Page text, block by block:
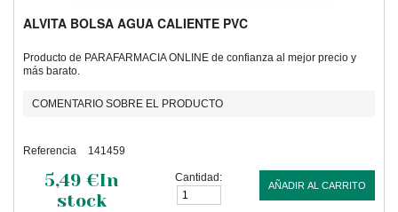
ALVITA BOLSA AGUA CALIENTE PVC
Producto de PARAFARMACIA ONLINE de confianza al mejor precio y
más barato.
COMENTARIO SOBRE EL PRODUCTO
Referencia 141459
5,49 €In
stock
Cantidad:
AÑADIR AL CARRITO